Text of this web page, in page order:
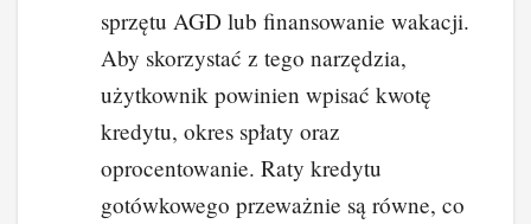
sprzętu AGD lub finansowanie wakacji.
Aby skorzystać z tego narzędzia,
użytkownik powinien wpisać kwotę
kredytu, okres spłaty oraz
oprocentowanie. Raty kredytu
gotówkowego przeważnie są równe, co